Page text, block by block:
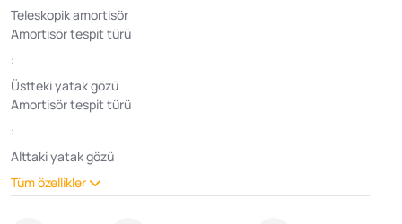
Teleskopik amortisör
Amortisör tespit türü
:
Üstteki yatak gözü
Amortisör tespit türü
:
Alttaki yatak gözü
Tüm özellikler